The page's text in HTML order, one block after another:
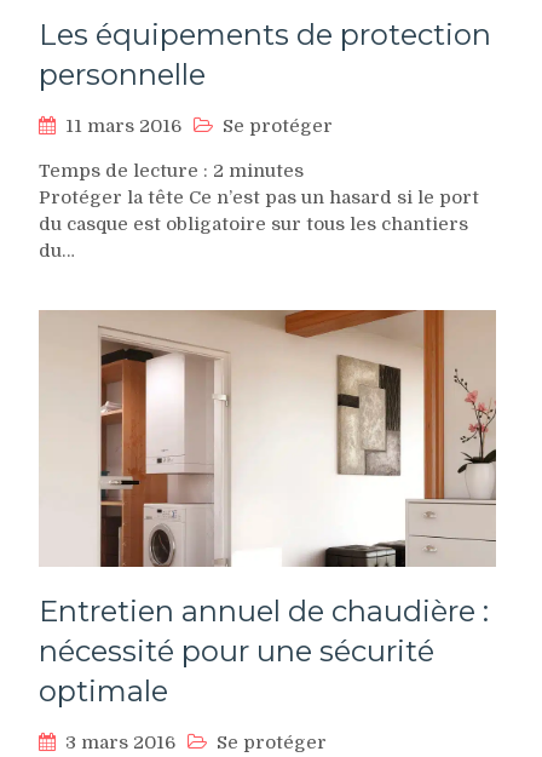
Les équipements de protection
personnelle
11 mars 2016 Se protéger
Temps de lecture : 2 minutes
Protéger la tête Ce n’est pas un hasard si le port
du casque est obligatoire sur tous les chantiers
du…
Entretien annuel de chaudière :
nécessité pour une sécurité
optimale
3 mars 2016 Se protéger